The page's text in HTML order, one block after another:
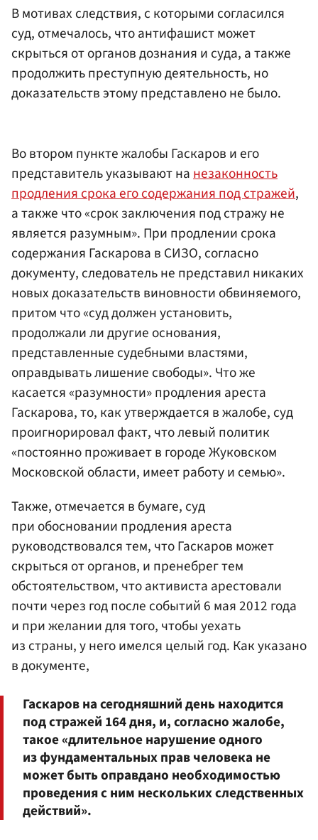
В мотивах следствия, с которыми согласился
суд, отмечалось, что антифашист может
скрыться от органов дознания и суда, а также
продолжить преступную деятельность, но
доказательств этому представлено не было.
Во втором пункте жалобы Гаскаров и его
представитель указывают нанезаконность
продления срока его содержания под стражей,
а также что «срок заключения под стражу не
является разумным». При продлении срока
содержания Гаскарова в СИЗО, согласно
документу, следователь не представил никаких
новых доказательств виновности обвиняемого,
притом что «суд должен установить,
продолжали ли другие основания,
представленные судебными властями,
оправдывать лишение свободы». Что же
касается «разумности» продления ареста
Гаскарова, то, как утверждается в жалобе, суд
проигнорировал факт, что левый политик
«постоянно проживает в городе Жуковском
Московской области, имеет работу и семью».
Также, отмечается в бумаге, суд
при обосновании продления ареста
руководствовался тем, что Гаскаров может
скрыться от органов, и пренебрег тем
обстоятельством, что активиста арестовали
почти через год после событий 6 мая 2012 года
и при желании для того, чтобы уехать
из страны, у него имелся целый год. Как указано
в документе,
Гаскаров на сегодняшний день находится
под стражей 164 дня, и, согласно жалобе,
такое «длительное нарушение одного
из фундаментальных прав человека не
может быть оправдано необходимостью
проведения с ним нескольких следственных
действий».